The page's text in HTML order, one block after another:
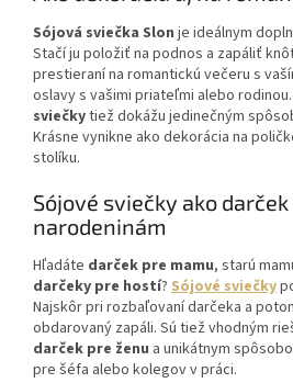
Sójová sviečka Slon je ideálnym
Stačí ju položiť na podnos a zapáliť
prestieraní na romantickú večeru s
oslavy s vašimi priateľmi alebo
sviečkytiež dokážu jedinečným
Krásne vynikne ako dekorácia na
stolíku.
Sójové sviečky ako
narodeninám
Hľadáte darček pre mamu, starú
darčeky pre hostí? Sójové sviečky
Najskôr pri rozbaľovaní darčeka a
obdarovaný zapáli. Sú tiež vhodným
darček pre ženu a unikátnym
pre šéfa alebo kolegov v práci.